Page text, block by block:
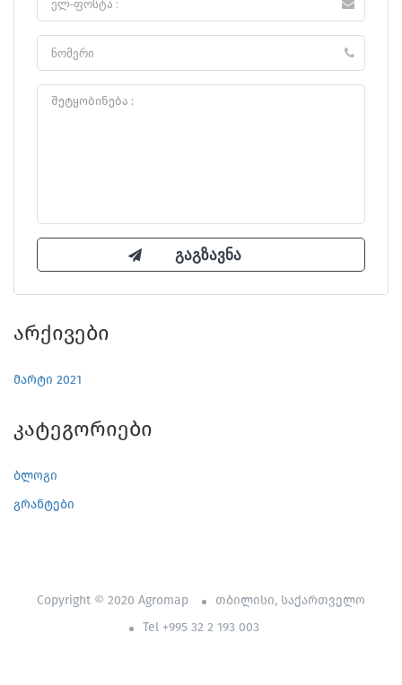
Არქივები
მარტი 2021
Კატეგორიები
ბლოგი
გრანტები
Copyright © 2020 Agromap
თბილისი, საქართველო
Tel +995 32 2 193 003